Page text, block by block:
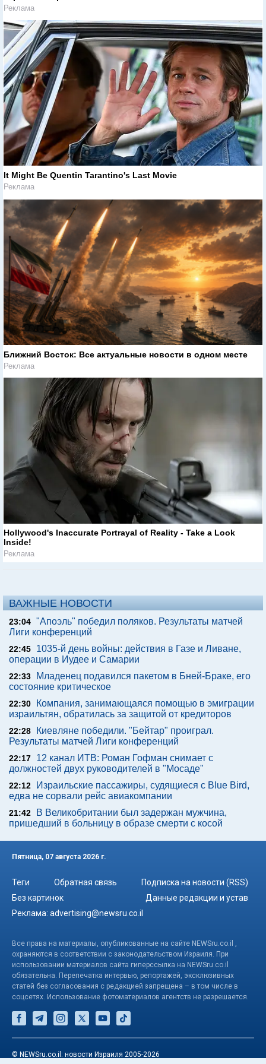
Реклама
It Might Be Quentin Tarantino's Last Movie
Реклама
Ближний Восток: Все актуальные новости в одном месте
Реклама
Hollywood's Inaccurate Portrayal of Reality - Take a Look
Inside!
Реклама
ВАЖНЫЕ НОВОСТИ
23:04 "Апоэль" победил поляков. Результаты матчей
Лиги конференций
22:45
1035-й день войны: действия в Газе и Ливане,
операции в Иудее и Самарии
22:33
Младенец подавился пакетом в Бней-Браке, его
состояние критическое
22:30
Компания, занимающаяся помощью в эмиграции
израильтян, обратилась за защитой от кредиторов
22:28
Киевляне победили. "Бейтар" проиграл.
Результаты матчей Лиги конференций
22:17
12 канал ИТВ: Роман Гофман снимает с
должностей двух руководителей в "Мосаде"
22:12
Израильские пассажиры, судящиеся с Blue Bird,
едва не сорвали рейс авиакомпании
21:42
В Великобритании был задержан мужчина,
пришедший в больницу в образе смерти с косой
Пятница, 07 августа 2026 г.
Теги Обратная связь
Подписка на новости (RSS)
Без картинок
Данные редакции и устав
Реклама: advertising@newsru.co.il
Все права на материалы, опубликованные на сайте NEWSru.co.il ,
охраняются в соответствии с законодательством Израиля. При
использовании материалов сайта гиперссылка на NEWSru.co.il
обязательна. Перепечатка интервью, репортажей, эксклюзивных
статей без согласования с редакцией запрещена – в том числе в
соцсетях. Использование фотоматериалов агентств не разрешается.
© NEWSru.co.il: новости Израиля 2005-2026